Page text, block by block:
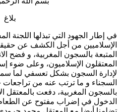
الجهود التي تبذلها اللجنة
من أجل الكشف عن حقيقة
بالسجون المغربية، و فضح
الإسلاميون، وعلى ضوء
السجون بشكل تعسفي لما سمي
و ما ترتب عنه من تراجعات
المغربية، دفعت بالمعتقل